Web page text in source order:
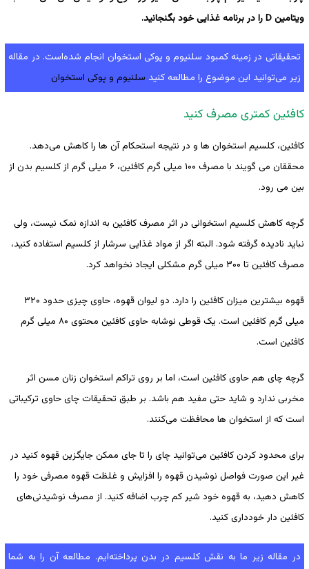
ویتامین D را در برنامه غذایی خود بگنجانید.
تحقیقاتی در زمینه کمبود سلنیوم و پوکی استخوان انجام ‌شده‌است. در مقاله
زیر می‌توانید این موضوع را مطالعه کنید سلنیوم و پوکی استخوان
کافئین کمتری مصرف کنید
کافئین، کلسیم استخوان ها و در نتیجه استحکام آن ها را کاهش می‌دهد.
محققان می گویند با مصرف ۱۰۰ میلی گرم کافئین، ۶ میلی گرم از کلسیم بدن از
بین می رود.
گرچه کاهش کلسیم استخوانی در اثر مصرف کافئین به اندازه نمک نیست، ولی
نباید نادیده گرفته شود. البته اگر از مواد غذایی سرشار از کلسیم استفاده کنید،
مصرف کافئین تا ۳۰۰ میلی گرم مشکلی ایجاد نخواهد کرد.
قهوه بیشترین میزان کافئین را دارد. دو لیوان قهوه، حاوی چیزی حدود ۳۲۰
میلی گرم کافئین است. یک قوطی نوشابه حاوی کافئین محتوی ۸۰ میلی گرم
کافئین است.
گرچه چای هم حاوی کافئین است، اما بر روی تراکم استخوان زنان مسن اثر
مخربی ندارد و شاید حتی مفید هم باشد. بر طبق تحقیقات چای حاوی ترکیباتی
است که از استخوان ها محافظت می‌کنند.
برای محدود کردن کافئین می‌توانید چای را تا جای ممکن جایگزین قهوه کنید در
غیر این صورت فواصل نوشیدن قهوه را افزایش و غلظت قهوه مصرفی خود را
کاهش دهید، به قهوه خود شیر کم چرب اضافه کنید. از مصرف نوشیدنی‌های
کافئین دار خودداری کنید.
در مقاله زیر ما به نقش کلسیم در بدن پرداخته‌ایم. مطالعه آن را به شما